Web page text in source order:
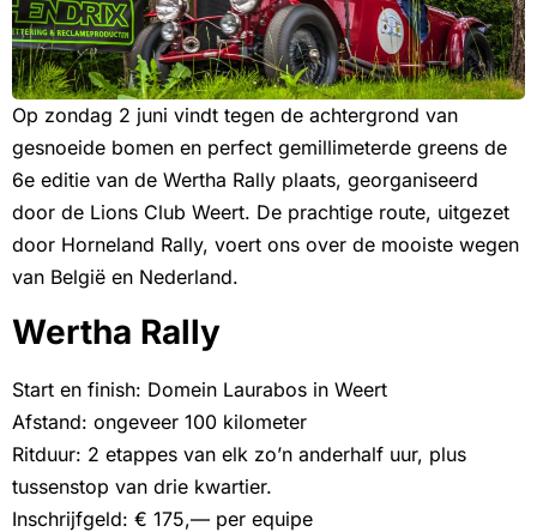
Op zondag 2 juni vindt tegen de achtergrond van
gesnoeide bomen en perfect gemillimeterde greens de
6e editie van de Wertha Rally plaats, georganiseerd
door de Lions Club Weert. De prachtige route, uitgezet
door Horneland Rally, voert ons over de mooiste wegen
van België en Nederland.
Wertha Rally
Start en finish: Domein Laurabos in Weert
Afstand: ongeveer 100 kilometer
Ritduur: 2 etappes van elk zo’n anderhalf uur, plus
tussenstop van drie kwartier.
Inschrijfgeld: € 175,— per equipe